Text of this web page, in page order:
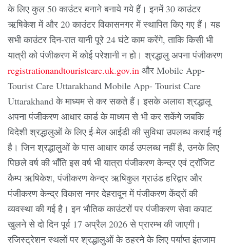
के लिए कुल 50 काउंटर बनाने बनाये गये हैं। इनमें 30 काउंटर
ऋषिकेश में और 20 काउंटर विकासनगर में स्थापित किए गए हैं। यह
सभी काउंटर दिन-रात यानी पूरे 24 घंटे काम करेंगे, ताकि किसी भी
यात्री को पंजीकरण में कोई परेशानी न हो। श्रद्धालु अपना पंजीकरण
registrationandtouristcare.uk.gov.in और Mobile App-
Tourist Care Uttarakhand Mobile App- Tourist Care
Uttarakhand के माध्यम से कर सकते हैं। इसके अलावा श्रद्धालू
अपना पंजीकरण आधार कार्ड के माध्यम से भी कर सकेंगे जबकि
विदेशी श्रद्धालुओं के लिए ई-मेल आईडी की सुविधा उपलब्ध कराई गई
है। जिन श्रद्धालुओं के पास आधार कार्ड उपलब्ध नहीं है, उनके लिए
पिछले वर्ष की भाँति इस वर्ष भी यात्रा पंजीकरण केन्द्र एवं ट्रॉजिट
कैम्प ऋषिकेश, पंजीकरण केन्द्र ऋषिकुल ग्राउंड हरिद्वार और
पंजीकरण केन्द्र विकास नगर देहरादून में पंजीकरण केंद्रों की
व्यवस्था की गई है। इन भौतिक काउंटरों पर पंजीकरण सेवा कपाट
खुलने से दो दिन पूर्व 17 अप्रैल 2026 से प्रारम्भ की जाएगी।
रजिस्ट्रेशन स्थलों पर श्रद्धालुओं के ठहरने के लिए पर्याप्त इंतजाम